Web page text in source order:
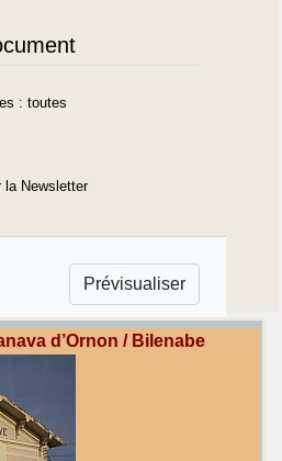
: toutes
la Newsletter
d’Ornon / Bilenabe